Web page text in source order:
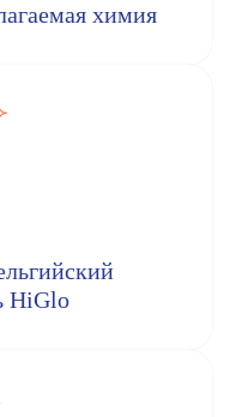
химия
HiGlo